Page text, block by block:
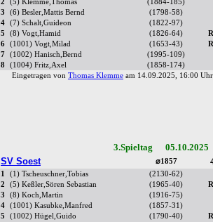
2 (5) Klemme,Thomas (1884-185)
3
(6) Besler,Mattis Bernd (1798-58)
4
(7) Schalt,Guideon (1822-97)
5
(8) Vogt,Hamid (1826-64)
6
(1001) Vogt,Milad (1653-43)
7
(1002) Hanisch,Bernd (1995-109)
8
(1004) Fritz,Axel (1858-174)
Eingetragen von Thomas Klemme am 14.09.2025, 16:00
3.Spieltag
SV Soest
⌀1857
1 (1) Tscheuschner,Tobias (2130-62)
2
(5) Keßler,Sören Sebastian (1965-40)
3
(8) Koch,Martin (1916-75)
4
(1001) Kasubke,Manfred (1857-31)
5
(1002) Hügel,Guido (1790-40)